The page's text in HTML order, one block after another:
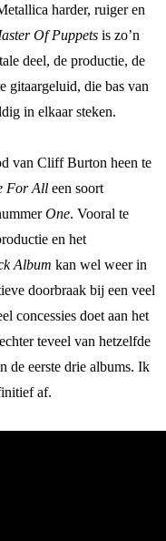
harder, ruiger en
Of Puppets is zo’n
deel, de productie, de
gitaargeluid, die bas van
in elkaar steken.
van Cliff Burton heen te
For All een soort
One. Vooral te
en het
Album kan wel weer in
doorbraak bij een veel
concessies doet aan het
teveel van hetzelfde
de eerste drie albums. Ik
af.